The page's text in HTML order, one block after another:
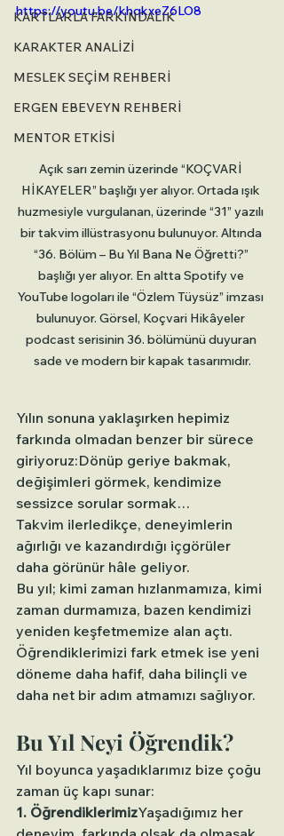
KARTLARLA FARKINDALIK
KARAKTER ANALİZİ
MESLEK SEÇİM REHBERİ
ERGEN EBEVEYN REHBERİ
MENTOR ETKİSİ
https://youtu.be/khqkxeZ6LO8
Açık sarı zemin üzerinde “KOÇVARİ
HİKAYELER” başlığı yer alıyor. Ortada ışık
huzmesiyle vurgulanan, üzerinde “31” yazılı
bir takvim illüstrasyonu bulunuyor. Altında
“36. Bölüm – Bu Yıl Bana Ne Öğretti?”
başlığı yer alıyor. En altta Spotify ve
YouTube logoları ile “Özlem Tüysüz” imzası
bulunuyor. Görsel, Koçvari Hikâyeler
podcast serisinin 36. bölümünü duyuran
sade ve modern bir kapak tasarımıdır.
Yılın sonuna yaklaşırken hepimiz
farkında olmadan benzer bir sürece
giriyoruz:Dönüp geriye bakmak,
değişimleri görmek, kendimize
sessizce sorular sormak…
Takvim ilerledikçe, deneyimlerin
ağırlığı ve kazandırdığı içgörüler
daha görünür hâle geliyor.
Bu yıl; kimi zaman hızlanmamıza, kimi
zaman durmamıza, bazen kendimizi
yeniden keşfetmemize alan açtı.
Öğrendiklerimizi fark etmek ise yeni
döneme daha hafif, daha bilinçli ve
daha net bir adım atmamızı sağlıyor.
Bu Yıl Neyi Öğrendik?
Yıl boyunca yaşadıklarımız bize çoğu
zaman üç kapı sunar:
1. ÖğrendiklerimizYaşadığımız her